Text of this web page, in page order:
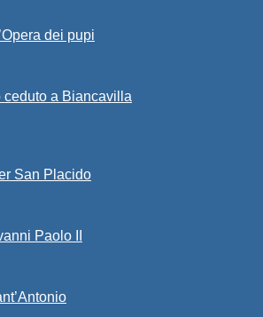
dei pupi
ceduto a Biancavilla
San Placido
Paolo II